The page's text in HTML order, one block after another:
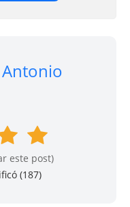
Antonio
este post)
(187)